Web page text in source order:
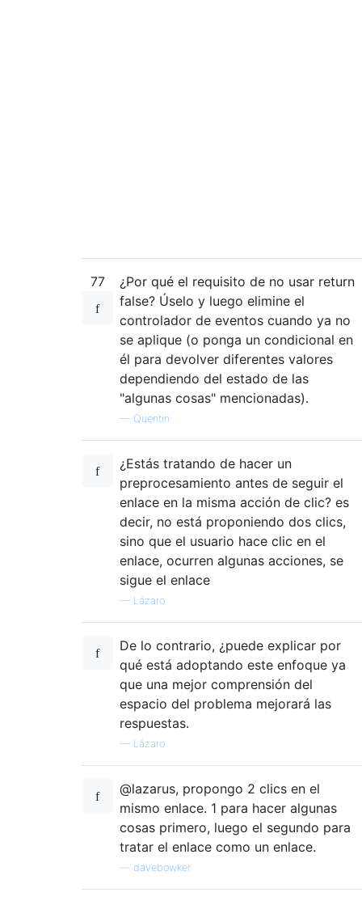
77
¿Por qué el requisito de no usar return
false? Úselo y luego elimine el
controlador de eventos cuando ya no
se aplique (o ponga un condicional en
él para devolver diferentes valores
dependiendo del estado de las
"algunas cosas" mencionadas).
— Quentin
¿Estás tratando de hacer un
preprocesamiento antes de seguir el
enlace en la misma acción de clic? es
decir, no está proponiendo dos clics,
sino que el usuario hace clic en el
enlace, ocurren algunas acciones, se
sigue el enlace
— Lázaro
De lo contrario, ¿puede explicar por
qué está adoptando este enfoque ya
que una mejor comprensión del
espacio del problema mejorará las
respuestas.
— Lázaro
@lazarus, propongo 2 clics en el
mismo enlace. 1 para hacer algunas
cosas primero, luego el segundo para
tratar el enlace como un enlace.
davebowker